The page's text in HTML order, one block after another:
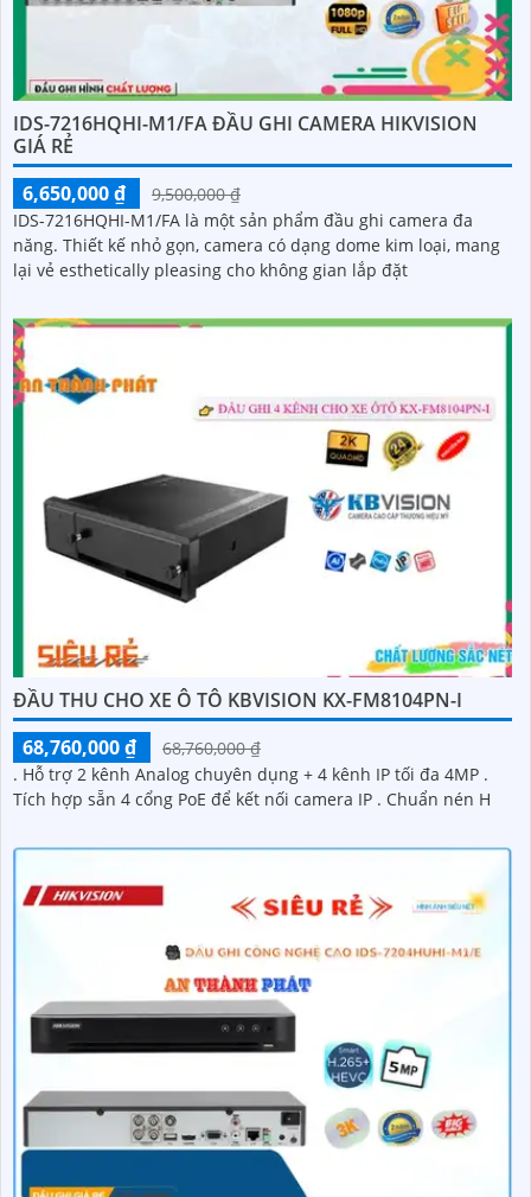
IDS-7216HQHI-M1/FA ĐẦU GHI CAMERA HIKVISION
GIÁ RẺ
6,650,000 ₫
9,500,000 ₫
IDS-7216HQHI-M1/FA là một sản phẩm đầu ghi camera đa
năng. Thiết kế nhỏ gọn, camera có dạng dome kim loại, mang
lại vẻ esthetically pleasing cho không gian lắp đặt
ĐẦU THU CHO XE Ô TÔ KBVISION KX-FM8104PN-I
68,760,000 ₫
68,760,000 ₫
. Hỗ trợ 2 kênh Analog chuyên dụng + 4 kênh IP tối đa 4MP .
Tích hợp sẵn 4 cổng PoE để kết nối camera IP . Chuẩn nén H